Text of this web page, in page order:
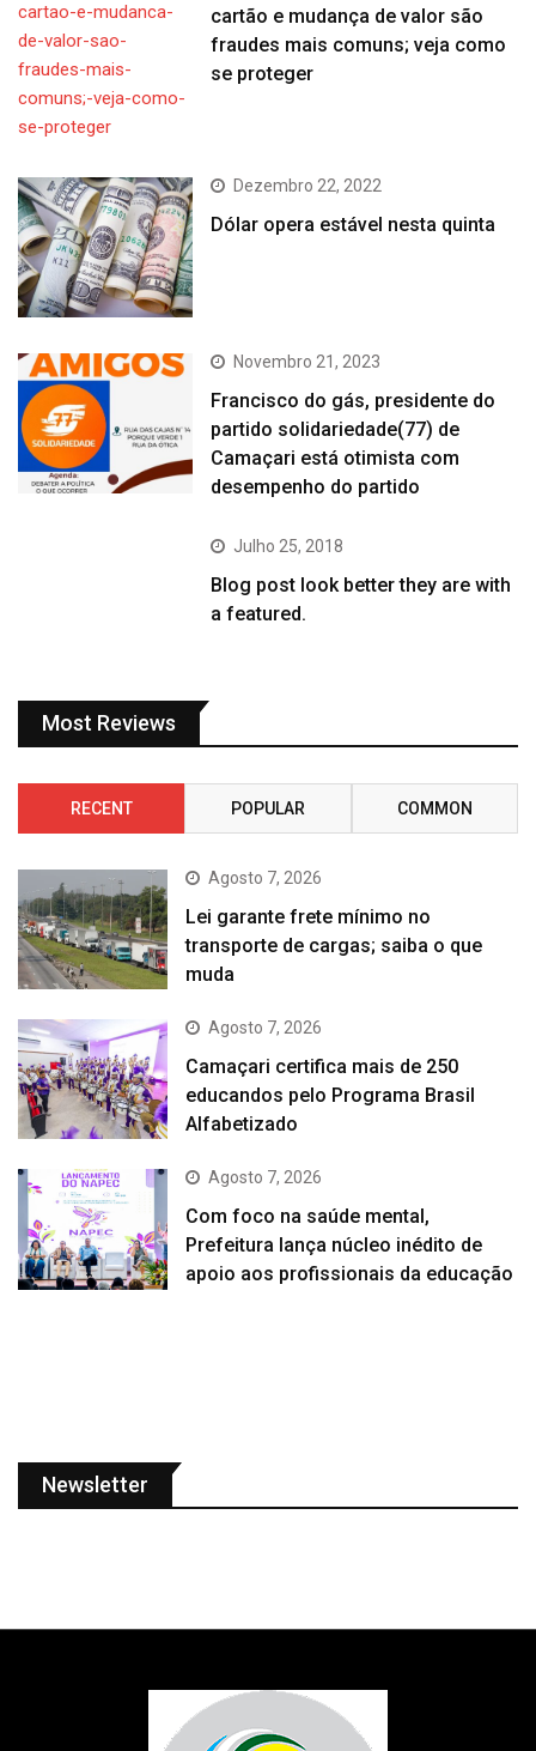
cartão e mudança de valor são
fraudes mais comuns; veja como
se proteger
Dezembro 22, 2022
Dólar opera estável nesta quinta
Novembro 21, 2023
Francisco do gás, presidente do
partido solidariedade(77) de
Camaçari está otimista com
desempenho do partido
Julho 25, 2018
Blog post look better they are with
a featured.
Most Reviews
RECENT POPULAR COMMON
Agosto 7, 2026
Lei garante frete mínimo no
transporte de cargas; saiba o que
muda
Agosto 7, 2026
Camaçari certifica mais de 250
educandos pelo Programa Brasil
Alfabetizado
Agosto 7, 2026
Com foco na saúde mental,
Prefeitura lança núcleo inédito de
apoio aos profissionais da educação
Newsletter